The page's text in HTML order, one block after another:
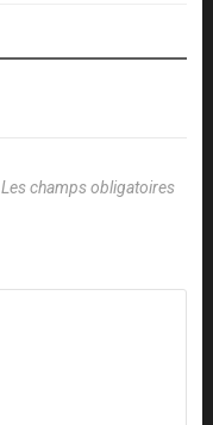
Les champs obligatoires